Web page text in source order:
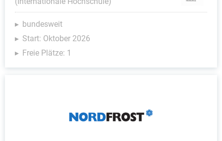
bundesweit
Start: Oktober 2026
Freie Plätze: 1